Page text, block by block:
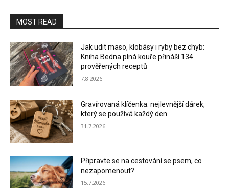
MOST READ
Jak udit maso, klobásy i ryby bez chyb:
Kniha Bedna plná kouře přináší 134
prověřených receptů
7.8.2026
Gravírovaná klíčenka: nejlevnější dárek,
který se používá každý den
31.7.2026
Připravte se na cestování se psem, co
nezapomenout?
15.7.2026